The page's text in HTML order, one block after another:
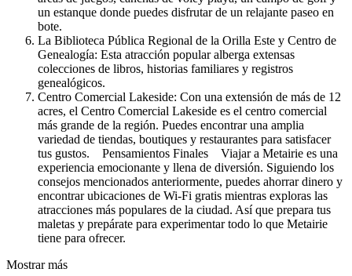
un estanque donde puedes disfrutar de un relajante paseo en
bote.
La Biblioteca Pública Regional de la Orilla Este y Centro de
Genealogía: Esta atracción popular alberga extensas
colecciones de libros, historias familiares y registros
genealógicos.
Centro Comercial Lakeside: Con una extensión de más de 12
acres, el Centro Comercial Lakeside es el centro comercial
más grande de la región. Puedes encontrar una amplia
variedad de tiendas, boutiques y restaurantes para satisfacer
tus gustos. Pensamientos Finales Viajar a Metairie es una
experiencia emocionante y llena de diversión. Siguiendo los
consejos mencionados anteriormente, puedes ahorrar dinero y
encontrar ubicaciones de Wi-Fi gratis mientras exploras las
atracciones más populares de la ciudad. Así que prepara tus
maletas y prepárate para experimentar todo lo que Metairie
tiene para ofrecer.
Mostrar más